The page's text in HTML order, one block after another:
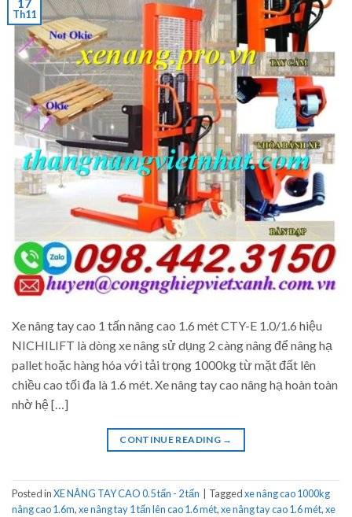
Th11
Xe nâng tay cao 1 tấn nâng cao 1.6 mét CTY-E 1.0/1.6 hiệu
NICHILIFT là dòng xe nâng sử dụng 2 càng nâng để nâng hạ
pallet hoặc hàng hóa với tải trọng 1000kg từ mặt đất lên
chiều cao tối đa là 1.6 mét. Xe nâng tay cao nâng hạ hoàn toàn
nhờ hệ […]
CONTINUE READING →
Posted inXE NÂNG TAY CAO 0.5 tấn - 2 tấn Taggedxe nâng cao 1000kg
nâng cao 1.6m,xe nâng tay 1 tấn lên cao 1.6 mét,xe nâng tay cao 1.6 mét,xe